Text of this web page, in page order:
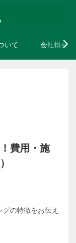
いて 会社概要
費用・施
の特徴をお伝え